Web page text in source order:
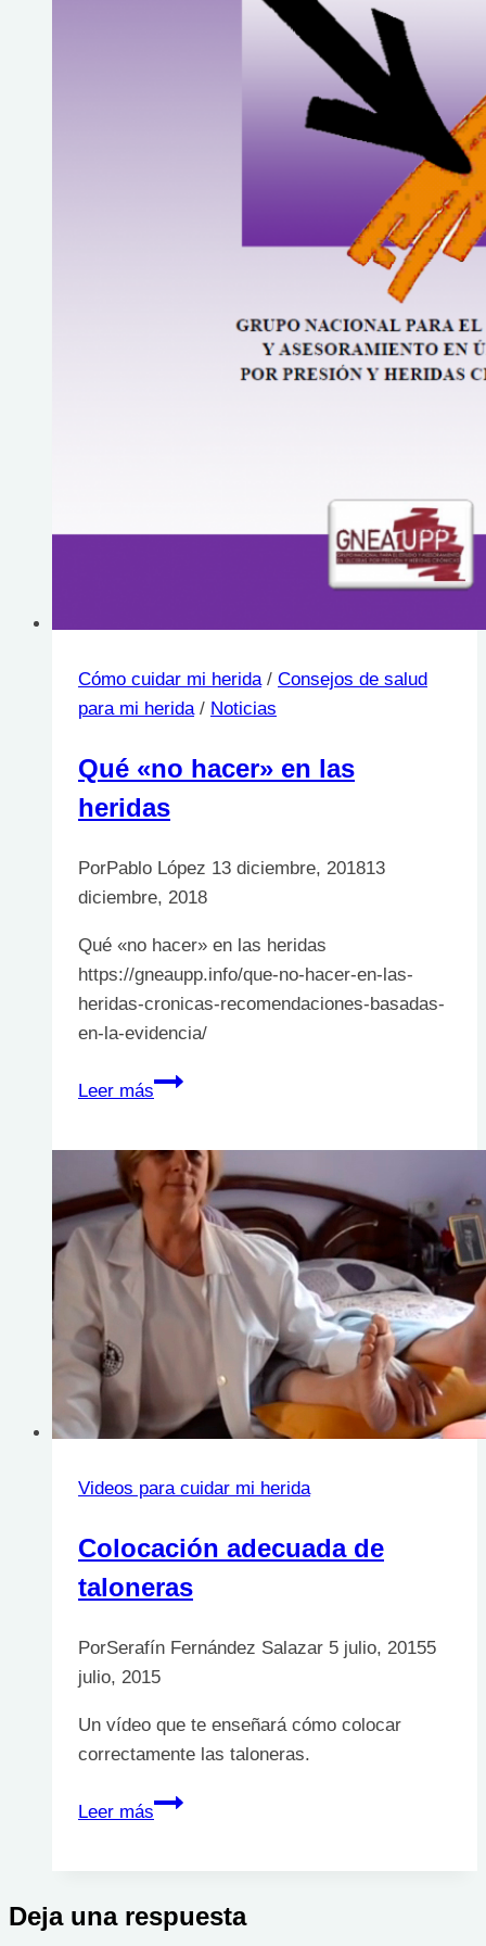
Cómo cuidar mi herida / Consejos de salud
para mi herida / Noticias
Qué «no hacer» en las
heridas
PorPablo López 13 diciembre, 201813
diciembre, 2018
Qué «no hacer» en las heridas
https://gneaupp.info/que-no-hacer-en-las-
heridas-cronicas-recomendaciones-basadas-
en-la-evidencia/
Leer más
Qué
en
las
heridas
Videos para cuidar mi herida
Colocación adecuada de
taloneras
PorSerafín Fernández Salazar 5 julio, 20155
julio, 2015
Un vídeo que te enseñará cómo colocar
correctamente las taloneras.
Leer más
Colocación
Deja una respuesta